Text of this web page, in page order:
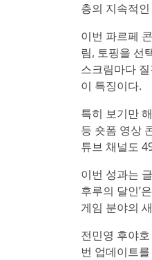
층의 지속적
이번 파르페
림, 토핑을 선
스크림마다
이 특징이다.
특히 보기만
등 숏폼 영상
튜브 채널도
이번 성과는
후루의 달인’
게임 분야의
전민영 후야
번 업데이트